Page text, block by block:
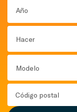
Año
Hacer
Modelo